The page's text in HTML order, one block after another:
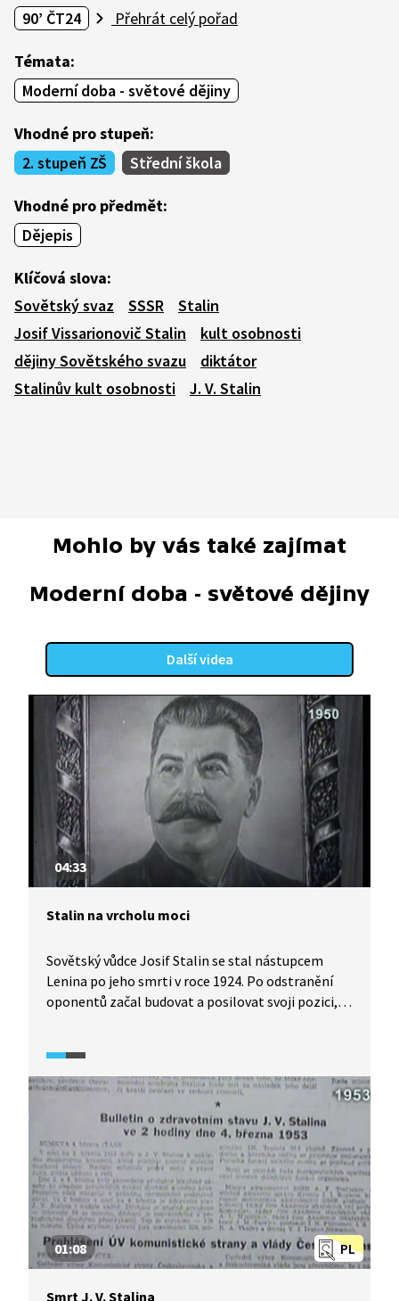
90’ ČT24
Přehrát celý pořad
Témata:
Moderní doba - světové dějiny
Vhodné pro stupeň:
2. stupeň ZŠ
Střední škola
Vhodné pro předmět:
Dějepis
Klíčová slova:
Sovětský svaz
SSSR
Stalin
Josif Vissarionovič Stalin
kult osobnosti
dějiny Sovětského svazu
diktátor
Stalinův kult osobnosti
J. V. Stalin
Mohlo by vás také zajímat
Moderní doba - světové dějiny
Další videa
04:33
Stalin na vrcholu moci
Sovětský vůdce Josif Stalin se stal nástupcem
Lenina po jeho smrti v roce 1924. Po odstranění
oponentů začal budovat a posilovat svoji pozici,
svazu, ale i zemích tzv. východního bloku.
Docházelo k až nekritickému zbožštění jeho
PL
01:08
Smrt J. V. Stalina